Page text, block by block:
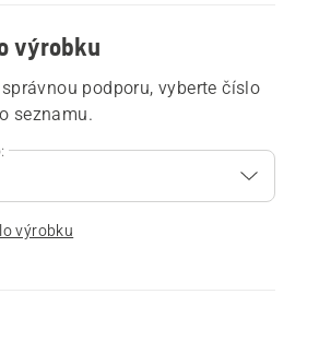
výrobku
podporu, vyberte číslo
seznamu.
výrobku